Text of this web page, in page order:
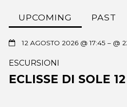
UPCOMING PAST
12 AGOSTO 2026 @ 17:45 – @
ESCURSIONI
ECLISSE DI SOLE